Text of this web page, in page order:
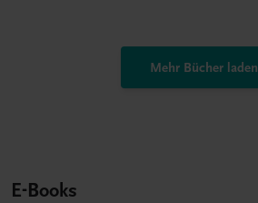
Mehr Bücher laden
E-Books